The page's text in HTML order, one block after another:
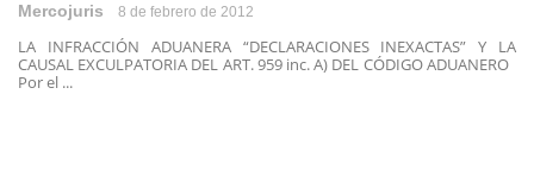
Mercojuris 8 de febrero de 2012
LA INFRACCIÓN ADUANERA “DECLARACIONES INEXACTAS” Y LA
CAUSAL EXCULPATORIA DEL ART. 959 inc. A) DEL CÓDIGO ADUANERO
Por el ...